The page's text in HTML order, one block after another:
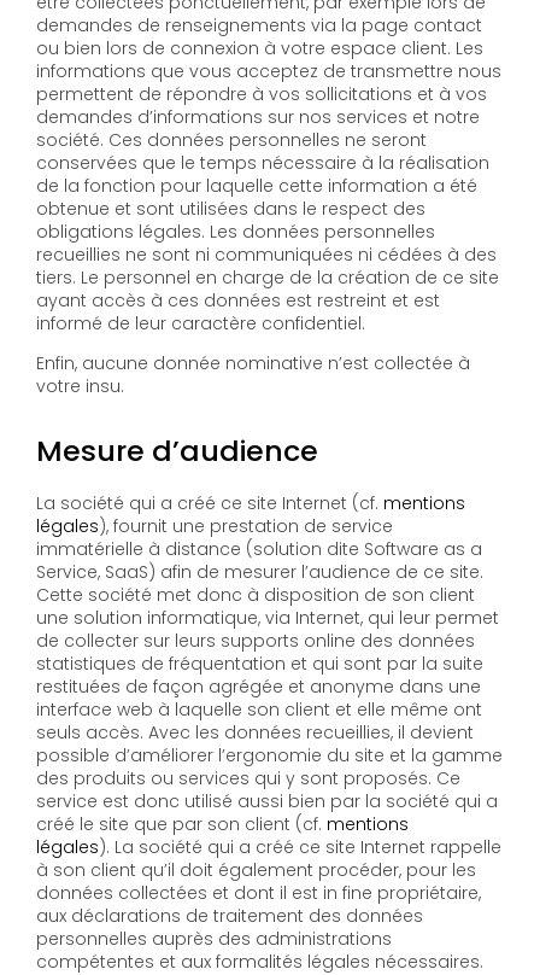
demandes de renseignements via la page contact
ou bien lors de connexion à votre espace client. Les
informations que vous acceptez de transmettre nous
permettent de répondre à vos sollicitations et à vos
demandes d’informations sur nos services et notre
société. Ces données personnelles ne seront
conservées que le temps nécessaire à la réalisation
de la fonction pour laquelle cette information a été
obtenue et sont utilisées dans le respect des
obligations légales. Les données personnelles
recueillies ne sont ni communiquées ni cédées à des
tiers. Le personnel en charge de la création de ce site
ayant accès à ces données est restreint et est
informé de leur caractère confidentiel.
Enfin, aucune donnée nominative n’est collectée à
votre insu.
Mesure d’audience
La société qui a créé ce site Internet (cf. mentions
légales), fournit une prestation de service
immatérielle à distance (solution dite Software as a
Service, SaaS) afin de mesurer l’audience de ce site.
Cette société met donc à disposition de son client
une solution informatique, via Internet, qui leur permet
de collecter sur leurs supports online des données
statistiques de fréquentation et qui sont par la suite
restituées de façon agrégée et anonyme dans une
interface web à laquelle son client et elle même ont
seuls accès. Avec les données recueillies, il devient
possible d’améliorer l’ergonomie du site et la gamme
des produits ou services qui y sont proposés. Ce
service est donc utilisé aussi bien par la société qui a
créé le site que par son client (cf. mentions
légales). La société qui a créé ce site Internet rappelle
à son client qu’il doit également procéder, pour les
données collectées et dont il est in fine propriétaire,
aux déclarations de traitement des données
personnelles auprès des administrations
compétentes et aux formalités légales nécessaires.